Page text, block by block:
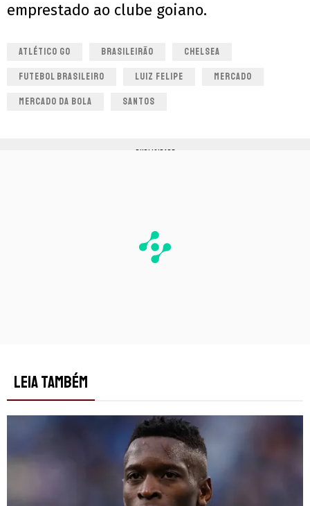
emprestado ao clube goiano.
ATLÉTICO GO BRASILEIRÃO CHELSEA
FUTEBOL BRASILEIRO LUIZ FELIPE MERCADO
MERCADO DA BOLA SANTOS
PUBLICIDADE
LEIA TAMBÉM